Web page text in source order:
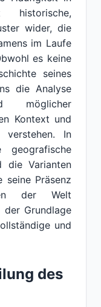
historische,
wider, die
im Laufe
es keine
seines
die Analyse
möglicher
Kontext und
verstehen. In
die Varianten
seine Präsenz
der Welt
Grundlage
und
des